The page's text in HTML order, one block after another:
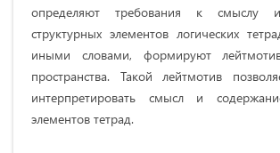
определяют требования к смыслу
структурных элементов логических
иными словами, формируют лейтмотив
пространства. Такой лейтмотив
интерпретировать смысл и
элементов тетрад.